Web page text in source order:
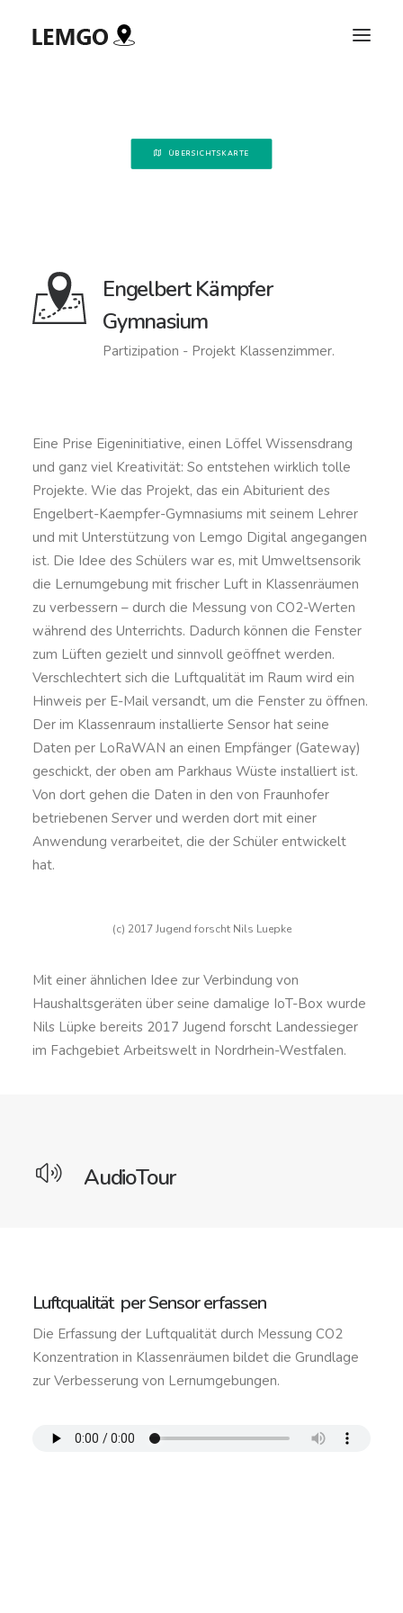
ÜBERSICHTSKARTE
Engelbert Kämpfer
Gymnasium
Partizipation - Projekt Klassenzimmer.
Eine Prise Eigeninitiative, einen Löffel Wissensdrang
und ganz viel Kreativität: So entstehen wirklich tolle
Projekte. Wie das Projekt, das ein Abiturient des
Engelbert-Kaempfer-Gymnasiums mit seinem Lehrer
und mit Unterstützung von Lemgo Digital angegangen
ist. Die Idee des Schülers war es, mit Umweltsensorik
die Lernumgebung mit frischer Luft in Klassenräumen
zu verbessern – durch die Messung von CO2-Werten
während des Unterrichts. Dadurch können die Fenster
zum Lüften gezielt und sinnvoll geöffnet werden.
Verschlechtert sich die Luftqualität im Raum wird ein
Hinweis per E-Mail versandt, um die Fenster zu öffnen.
Der im Klassenraum installierte Sensor hat seine
Daten per LoRaWAN an einen Empfänger (Gateway)
geschickt, der oben am Parkhaus Wüste installiert ist.
Von dort gehen die Daten in den von Fraunhofer
betriebenen Server und werden dort mit einer
Anwendung verarbeitet, die der Schüler entwickelt
hat.
(c) 2017 Jugend forscht Nils Luepke
Mit einer ähnlichen Idee zur Verbindung von
Haushaltsgeräten über seine damalige IoT-Box wurde
Nils Lüpke bereits 2017 Jugend forscht Landessieger
im Fachgebiet Arbeitswelt in Nordrhein-Westfalen.
AudioTour
Luftqualität per Sensor erfassen
Die Erfassung der Luftqualität durch Messung CO2
Konzentration in Klassenräumen bildet die Grundlage
zur Verbesserung von Lernumgebungen.